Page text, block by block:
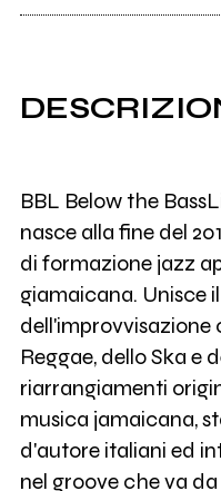
BBL Below the
nasce alla fine del
di formazione jazz
giamaicana. Unisce
dell'improvvisazione
Reggae, dello Ska e
riarrangiamenti
musica jamaicana,
d'autore italiani ed
nel groove che va